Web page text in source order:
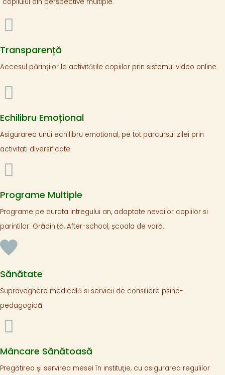
copilului din perspective multiple.
Transparență
Accesul părinților la activitățile copiilor prin sistemul video online.
Echilibru Emoțional
Asigurarea unui echilibru emotional, pe tot parcursul zilei prin
activitati diversificate.
Programe Multiple
Programe pe durata intregului an, adaptate nevoilor copiilor si
parintilor: Grădiniță, After-school, școala de vară.
Sănătate
Supraveghere medicală si servicii de consiliere psiho-
pedagogică.
Mâncare Sănătoasă
Pregătirea şi servirea mesei în instituţie, cu asigurarea regulilor